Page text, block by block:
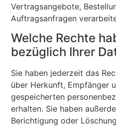
Vertragsangebote,
Auftragsanfragen
Welche Rechte
bezüglich Ihrer
Sie haben jederzeit das
über Herkunft, Empfänger
gespeicherten
erhalten. Sie haben
Berichtigung oder